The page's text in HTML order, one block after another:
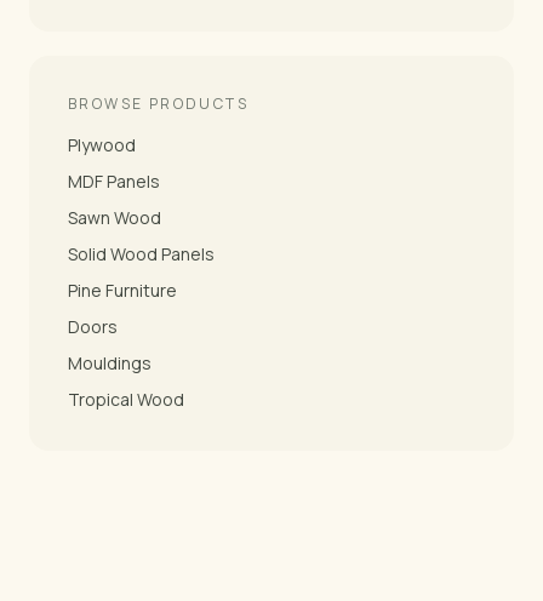
BROWSE PRODUCTS
Plywood
MDF Panels
Sawn Wood
Solid Wood Panels
Pine Furniture
Doors
Mouldings
Tropical Wood